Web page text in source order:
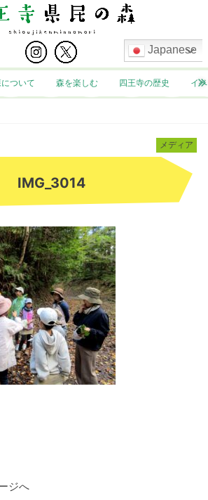
Japanese
ついて 森を楽しむ 四王寺の歴史 イ
メディア
IMG_3014
ジへ